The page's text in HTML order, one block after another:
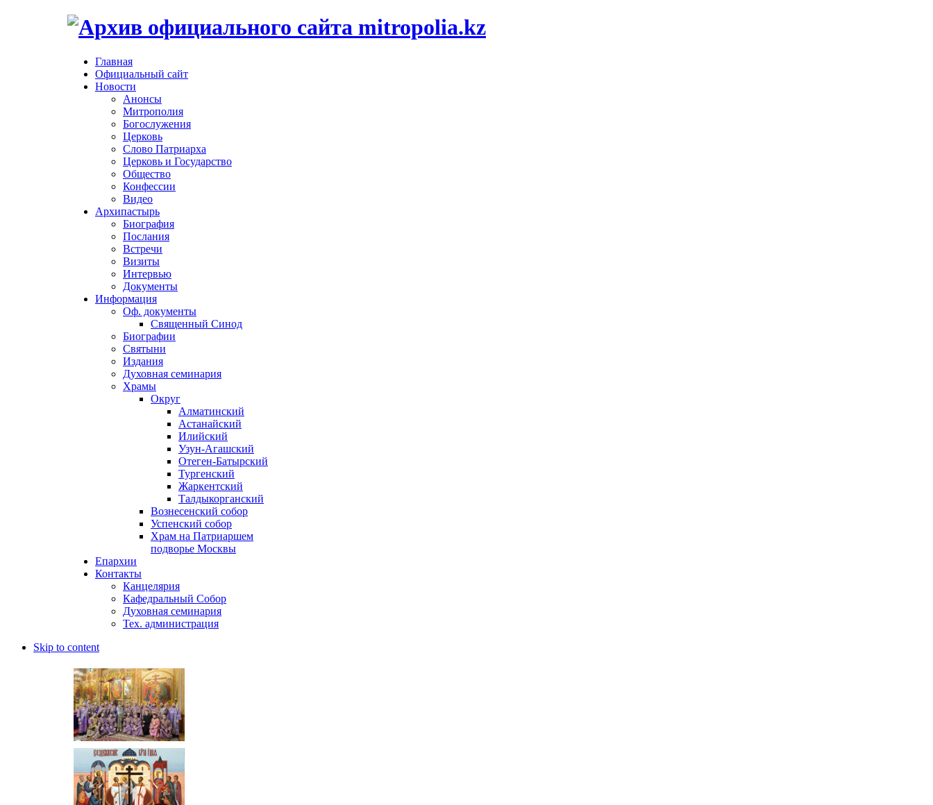
Главная
Официальный сайт
Новости
Анонсы
Митрополия
Богослужения
Церковь
Слово Патриарха
Церковь и Государство
Общество
Конфессии
Видео
Архипастырь
Биография
Послания
Встречи
Визиты
Интервью
Документы
Информация
Оф. документы
Священный Синод
Биографии
Святыни
Издания
Духовная семинария
Храмы
Округ
Алматинский
Астанайский
Илийский
Узун-Агашский
Отеген-Батырский
Тургенский
Жаркентский
Талдыкорганский
Вознесенский собор
Успенский собор
Храм на Патриаршем
подворье Москвы
Епархии
Контакты
Канцелярия
Кафедральный Собор
Духовная семинария
Тех. администрация
Skip to content